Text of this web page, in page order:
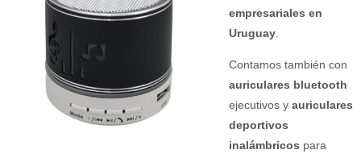
empresariales en
Uruguay
Contamos también con
auriculares bluetooth
ejecutivos y auriculares
deportivos
inalámbricos para